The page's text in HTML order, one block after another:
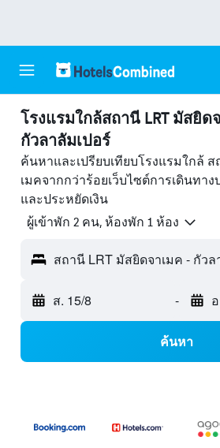
โรงแรมใกล้สถานี LRT มัสยิด
กัวลาลัมเปอร์
ค้นหาและเปรียบเทียบโรงแรมใกล้
เมคจากกว่าร้อยเว็บไซต์การเดินทา
และประหยัดเงิน
ผู้เข้าพัก 2 คน, ห้องพัก 1 ห้อง
สถานี LRT มัสยิดจาเมค - กัวล
ส. 15/8 -
ค้นหา